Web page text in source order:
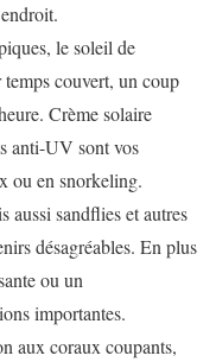
le soleil de
couvert, un coup
Crème solaire
anti-UV sont vos
ou en snorkeling.
aussi sandflies et autres
désagréables. En plus
ou un
importantes.
aux coraux coupants,